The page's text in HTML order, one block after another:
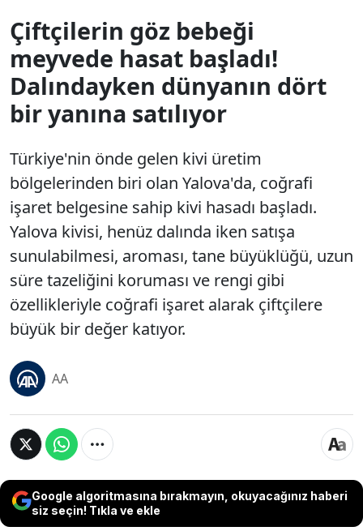
Çiftçilerin göz bebeği
meyvede hasat başladı!
Dalındayken dünyanın dört
bir yanına satılıyor
Türkiye'nin önde gelen kivi üretim
bölgelerinden biri olan Yalova'da, coğrafi
işaret belgesine sahip kivi hasadı başladı.
Yalova kivisi, henüz dalında iken satışa
sunulabilmesi, aroması, tane büyüklüğü, uzun
süre tazeliğini koruması ve rengi gibi
özellikleriyle coğrafi işaret alarak çiftçilere
büyük bir değer katıyor.
AA
Google algoritmasına bırakmayın, okuyacağınız haberi
siz seçin! Tıkla ve ekle